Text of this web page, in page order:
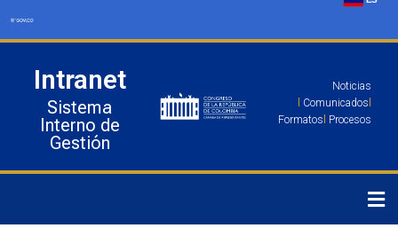
Intranet
Sistema
Interno de
Gestión
Noticias
Comunicados
Formatos Procesos